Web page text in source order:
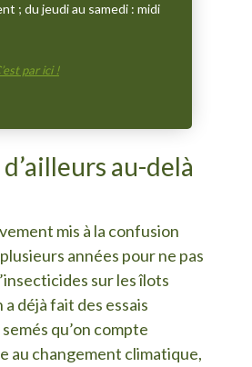
; du jeudi au samedi : midi
par ici !
au-delà
mis à la confusion
années pour ne pas
sur les îlots
déjà fait des essais
qu’on compte
au changement climatique,